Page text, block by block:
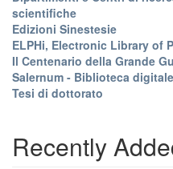
scientifiche
Edizioni Sinestesie
ELPHi, Electronic Library of
Il Centenario della Grande
Salernum - Biblioteca
Tesi di dottorato
Recently